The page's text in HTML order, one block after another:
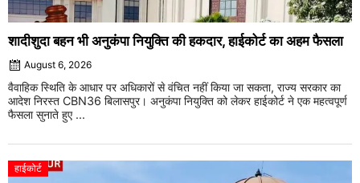
शादीशुदा बहन भी अनुकंपा नियुक्ति की हकदार, हाईकोर्ट का अहम फैसला
August 6, 2026
वैवाहिक स्थिति के आधार पर अधिकारों से वंचित नहीं किया जा सकता, राज्य सरकार का
आदेश निरस्त CBN36 बिलासपुर। अनुकंपा नियुक्ति को लेकर हाईकोर्ट ने एक महत्वपूर्ण
फैसला सुनाते हुए ...
हाईकोर्ट